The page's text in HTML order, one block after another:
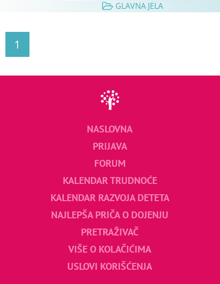
GLAVNA JELA
1
NASLOVNA
PRIJAVA
FORUM
KALENDAR TRUDNOĆE
KALENDAR RAZVOJA DETETA
NAJLEPŠA PRIČA O DOJENJU
PRETRAŽIVAČ
VIŠE O KOLAČIĆIMA
USLOVI KORIŠĆENJA